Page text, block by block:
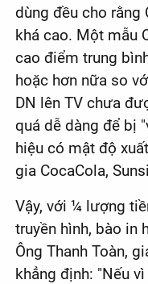
dùng đều cho rằng
khá cao. Một mẫu
cao điểm trung
hoặc hơn nữa so
DN lên TV chưa
quá dễ dàng để bị
hiệu có mật độ
gia CocaCola,
Vậy, với ¼ lượng
truyền hình, bào in
Ông Thanh Toàn,
khẳng định: "Nếu